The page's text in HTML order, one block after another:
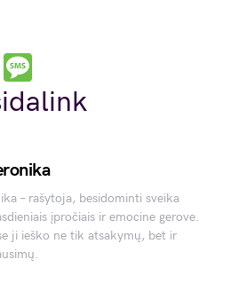
Email
– rašytoja, besidominti sveika
įpročiais ir emocine gerove.
ji ieško ne tik atsakymų, bet ir